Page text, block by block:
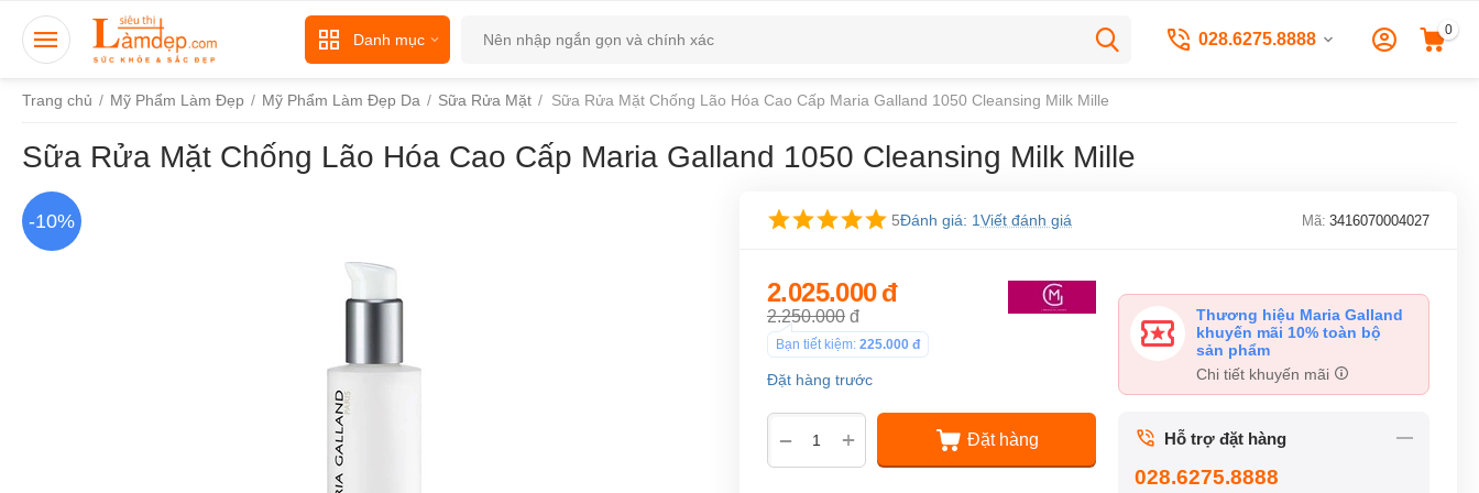
Danh mục 028.6275.8888 0
Trang chủ / Mỹ Phẩm Làm Đẹp / Mỹ Phẩm Làm Đẹp Da / Sữa Rửa Mặt / Sữa Rửa Mặt Chống Lão Hóa Cao Cấp Maria Galland 1050 Cleansing Milk Mille
Sữa Rửa Mặt Chống Lão Hóa Cao Cấp Maria Galland 1050 Cleansing Milk Mille
-10%
5Đánh giá: 1Viết đánh giá Mã: 3416070004027
2.025.000đ
2.250.000 đ
Bạn tiết kiệm: 225.000 đ
Đặt hàng trước
+
− Đặt hàng
Thương hiệu Maria Galland
khuyến mãi 10% toàn bộ
sản phẩm
Chi tiết khuyến mãi
Hỗ trợ đặt hàng
028.6275.8888